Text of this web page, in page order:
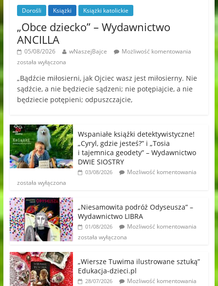
Dorośli Książki Książki katolickie
„Obce dziecko” – Wydawnictwo
ANCILLA
05/08/2026 wNaszejBajce
Możliwość komentowania
została wyłączona
„Bądźcie miłosierni, jak Ojciec wasz jest miłosierny. Nie
sądźcie, a nie będziecie sądzeni; nie potępiajcie, a nie
będziecie potępieni; odpuszczajcie,
Wspaniałe książki detektywistyczne!
„Cyryl, gdzie jesteś?” i „Tosia
i tajemnica geodety” – Wydawnictwo
DWIE SIOSTRY
03/08/2026
Możliwość komentowania
została wyłączona
„Niesamowita podróż Odyseusza” –
Wydawnictwo LIBRA
01/08/2026
Możliwość komentowania
została wyłączona
„Wiersze Tuwima ilustrowane sztuką”
Edukacja-dzieci.pl
28/07/2026
Możliwość komentowania